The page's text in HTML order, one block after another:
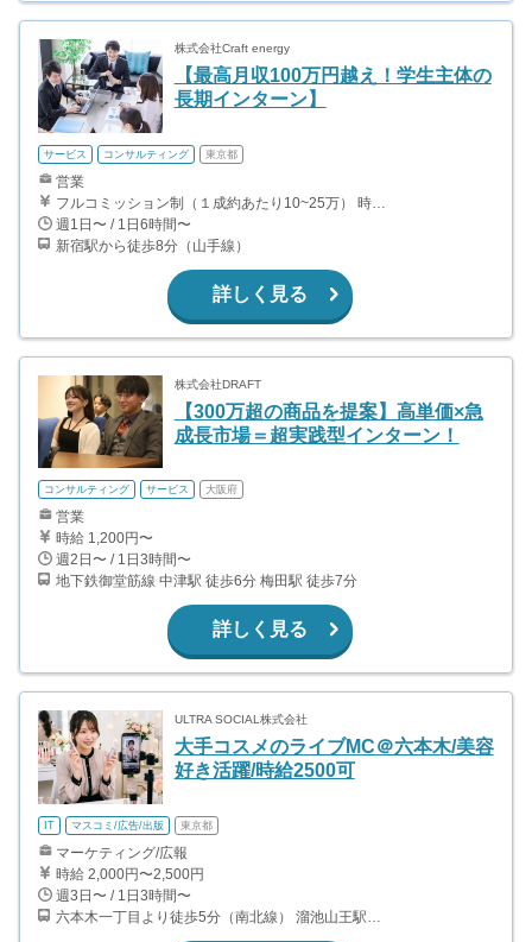
株式会社Craft energy
【最高月収100万円越え！学生主体の
長期インターン】
サービス コンサルティング 東京都
営業
フルコミッション制（１成約あたり10~25万） 時給換算で（2000円〜2500円）程度が目安となります。 月100万を稼ぐ学生多数在籍しています。 ■収入例 〇入社1か月目（早稲田大学2年生） 役職：アポインター 月間1契約×10万円＝10万円 ＋交通費 〇入社3か月目（明治大学2年生） 役職：アポインター 月間2契約×13万円＝26万円 ＋交通費 〇入社6か月目（慶應義塾大学3年生） 役職：アポインター 月間5契約×15万円＝75万円 ＋交通費 〇入社15か月目（東京大学3年生） 役職：クローザー 月間3契約×25万=75万円 ＋交通費 交通費支給あり
週1日〜 / 1日6時間〜
新宿駅から徒歩8分（山手線）
詳しく見る
株式会社DRAFT
【300万超の商品を提案】高単価×急
成長市場＝超実践型インターン！
コンサルティング サービス 大阪府
営業
時給 1,200円〜
週2日〜 / 1日3時間〜
地下鉄御堂筋線 中津駅 徒歩6分 梅田駅 徒歩7分
詳しく見る
ULTRA SOCIAL株式会社
大手コスメのライブMC＠六本木/美容
好き活躍/時給2500可
IT マスコミ/広告/出版 東京都
マーケティング/広報
時給 2,000円〜2,500円
週3日〜 / 1日3時間〜
六本木一丁目より徒歩5分（南北線） 溜池山王駅より徒歩10分（銀座線） 六本木駅より徒歩12分（日比谷線）